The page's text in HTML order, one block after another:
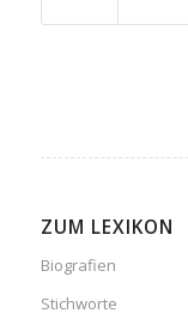
ZUM LEXIKON
Biografien
Stichworte